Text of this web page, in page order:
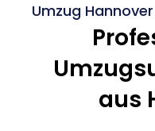
Umzug
aus